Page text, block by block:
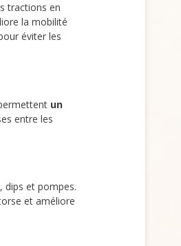
tractions en
la mobilité
éviter les
un
entre les
dips et pompes.
et améliore